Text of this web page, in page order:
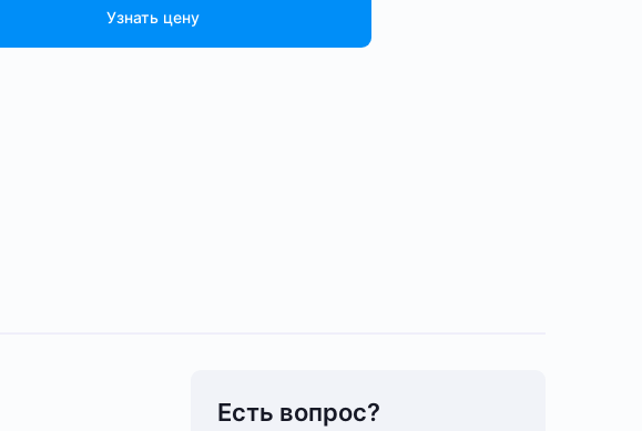
Узнать цену
Есть вопрос?